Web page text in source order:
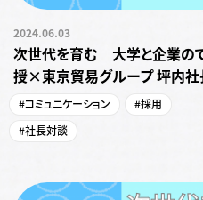
2024.06.03
次世代を育む 大学と企業の
授×東京貿易グループ 坪内社
#コミュニケーション
#採用
#社長対談